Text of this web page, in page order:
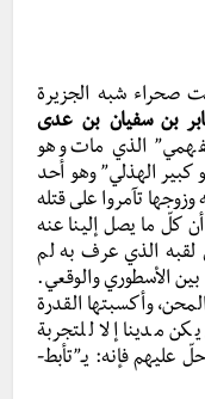
صحراء شبه الجزيرة
بن سفيان بن عدى
الفهمي” الذي مات وهو
كبير الهذلي” وهو أحد
تآمروا على قتله
كلّ ما يصل إلينا عنه
لقبه الذي عرف به لم
الأسطوري والوقعي.
وأكسبتها القدرة
مدينا إلا للتجربة
عليهم فإنه: يـ”تأبط-